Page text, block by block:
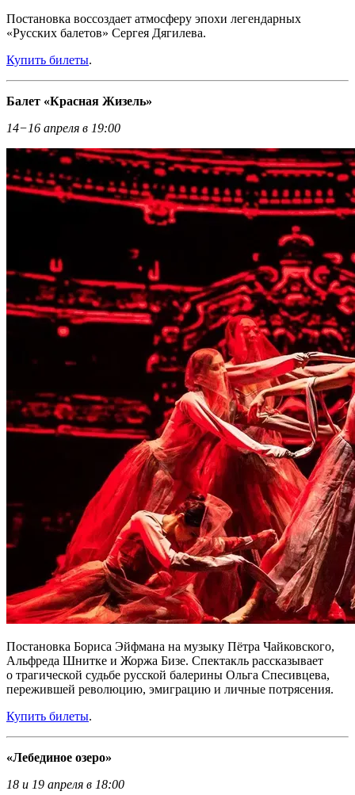
Постановка воссоздает атмосферу эпохи легендарных
«Русских балетов» Сергея Дягилева.
Купить билеты.
Балет «Красная Жизель»
14−16 апреля в 19:00
Постановка Бориса Эйфмана на музыку Пётра Чайковского,
Альфреда Шнитке и Жоржа Бизе. Спектакль рассказывает
о трагической судьбе русской балерины Ольга Спесивцева,
пережившей революцию, эмиграцию и личные потрясения.
Купить билеты.
«Лебединое озеро»
18 и 19 апреля в 18:00